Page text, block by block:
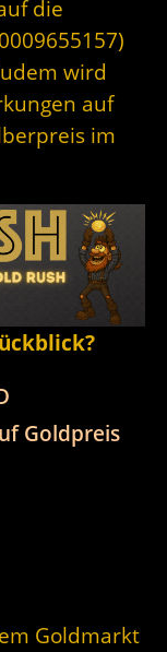
die
wird
auf
im
Goldpreis
Goldmarkt